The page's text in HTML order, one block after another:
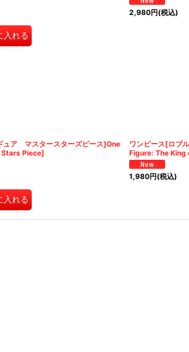
入れる
2,980円(税込)
ア マスタースターズピース]One
Piece]
入れる
ワンピース[ロブ
Figure: The
1,980円(税込)